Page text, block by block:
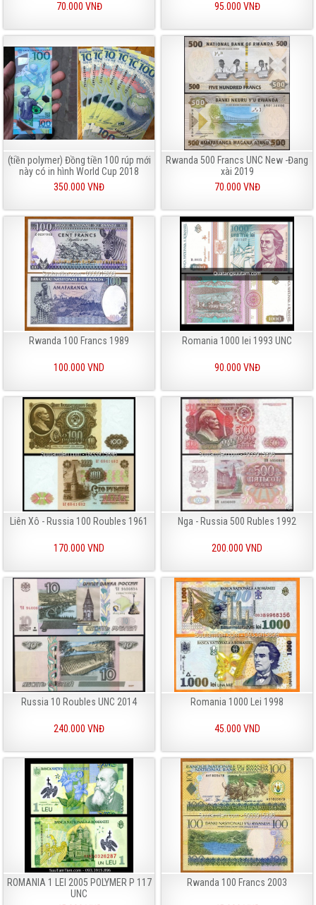
70.000 VNĐ
95.000 VNĐ
(tiền polymer) Đồng tiền 100 rúp mới
này có in hình World Cup 2018
350.000 VNĐ
Rwanda 500 Francs UNC New -Đang
xài 2019
70.000 VNĐ
Rwanda 100 Francs 1989
100.000 VND
Romania 1000 lei 1993 UNC
90.000 VNĐ
Liên Xô - Russia 100 Roubles 1961
170.000 VND
Nga - Russia 500 Rubles 1992
200.000 VND
Russia 10 Roubles UNC 2014
240.000 VNĐ
Romania 1000 Lei 1998
45.000 VND
ROMANIA 1 LEI 2005 POLYMER P 117
UNC
Rwanda 100 Francs 2003